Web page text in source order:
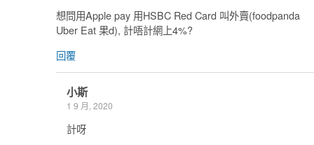
想問用Apple pay 用HSBC Red Card 叫外賣(foodpanda
Uber Eat 果d), 計唔計網上4%?
回覆
小斯
1 9 月, 2020
計呀